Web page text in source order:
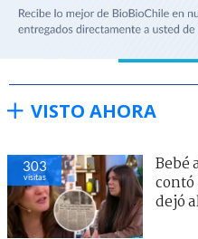
VISTO AHORA
303
visitas
Bebé
contó
dejó